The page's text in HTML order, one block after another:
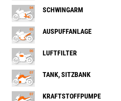
SCHWINGARM
AUSPUFFANLAGE
LUFTFILTER
TANK, SITZBANK
KRAFTSTOFFPUMPE